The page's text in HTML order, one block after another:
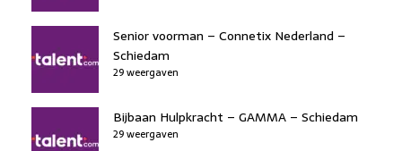
Senior voorman – Connetix Nederland –
Schiedam
29 weergaven
Bijbaan Hulpkracht – GAMMA – Schiedam
29 weergaven